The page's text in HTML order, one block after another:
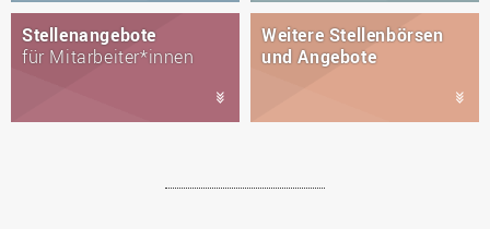
Stellenangebote
für Mitarbeiter*innen
Weitere Stellenbörsen
und Angebote